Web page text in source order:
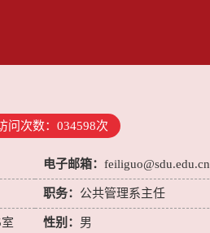
问次数： 034598次
电子邮箱： feiliguo@sdu.edu.cn
职务： 公共管理系主任
性别： 男